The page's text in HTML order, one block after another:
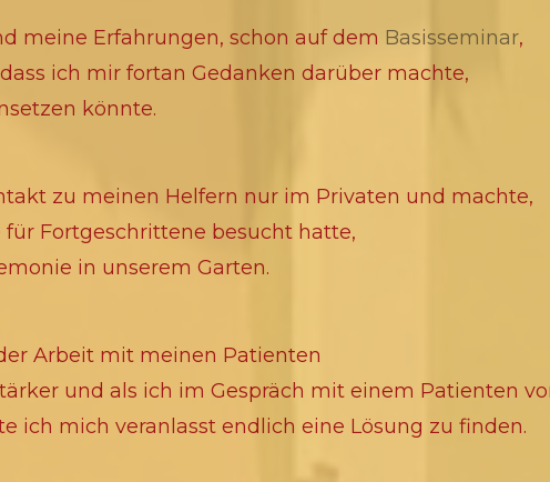
meine Erfahrungen, schon auf dem Basisseminar,
ich mir fortan Gedanken darüber machte,
könnte.
zu meinen Helfern nur im Privaten und machte,
Fortgeschrittene besucht hatte,
in unserem Garten.
Arbeit mit meinen Patienten
und als ich im Gespräch mit einem Patienten
ich mich veranlasst endlich eine Lösung zu finden.